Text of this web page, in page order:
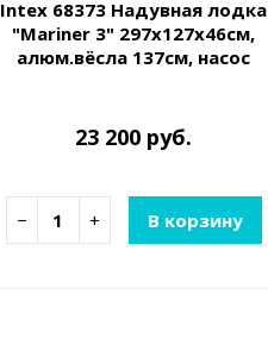
Intex 68373 Надувная лодка
"Mariner 3" 297х127х46см,
алюм.вёсла 137см, насос
23 200 руб.
− + В корзину